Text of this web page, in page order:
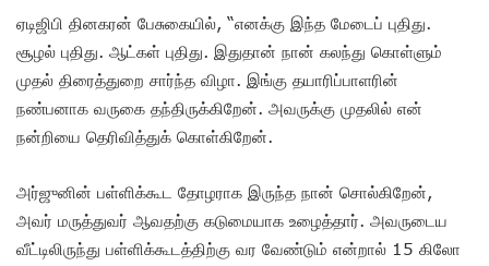
ஏடிஜிபி தினகரன் பேசுகையில், “எனக்கு இந்த மேடைப் புதிது.
சூழல் புதிது. ஆட்கள் புதிது. இதுதான் நான் கலந்து கொள்ளும்
முதல் திரைத்துறை சார்ந்த விழா. இங்கு தயாரிப்பாளரின்
நண்பனாக வருகை தந்திருக்கிறேன். அவருக்கு முதலில் என்
நன்றியை தெரிவித்துக் கொள்கிறேன்.‌
அர்ஜுனின் பள்ளிக்கூட தோழராக இருந்த நான் சொல்கிறேன்,
அவர் மருத்துவர் ஆவதற்கு கடுமையாக உழைத்தார். அவருடைய
வீட்டிலிருந்து பள்ளிக்கூடத்திற்கு வர வேண்டும் என்றால் 15 கிலோ